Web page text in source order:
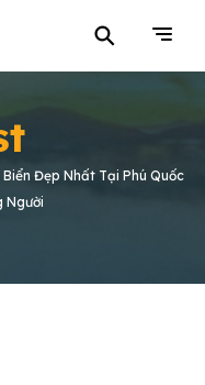
⚲
Biển Đẹp Nhất Tại Phú Quốc
Người